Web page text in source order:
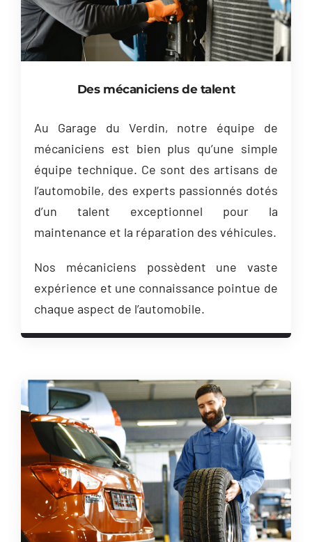
Des mécaniciens de talent
Au Garage du Verdin, notre équipe de
mécaniciens est bien plus qu’une simple
équipe technique. Ce sont des artisans de
l’automobile, des experts passionnés dotés
d’un talent exceptionnel pour la
maintenance et la réparation des véhicules.
Nos mécaniciens possèdent une vaste
expérience et une connaissance pointue de
chaque aspect de l’automobile.